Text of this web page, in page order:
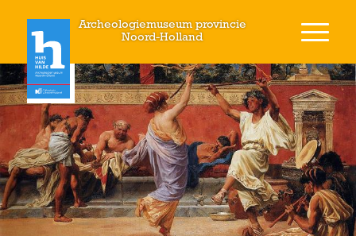
Archeologiemuseum provincie
Noord-Holland